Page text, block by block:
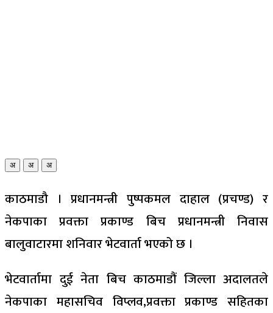
अ अ अ
काठमाडौ । प्रधानमन्त्री पुष्पकमल दाहाल (प्रचण्ड) र
नेकपाका प्रवक्ता प्रकाण्ड बिच प्रधानमन्त्री निवास
बालुवाटारमा शनिवार भेटवार्ता भएको छ ।
भेटवार्तामा दुई नेता बिच काठमाडौं जिल्ला अदालतले
नेकपाका महासचिव विप्लव,प्रवक्ता प्रकाण्ड सहितका